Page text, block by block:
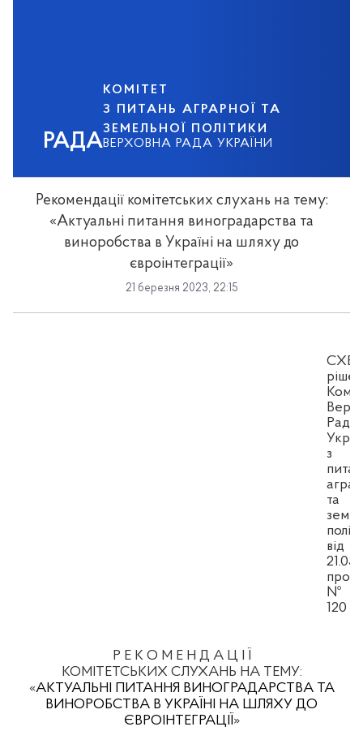
РАДА
КОМІТЕТ
З ПИТАНЬ АГРАРНОЇ ТА
ЗЕМЕЛЬНОЇ ПОЛІТИКИ
ВЕРХОВНА РАДА УКРАЇНИ
Рекомендації комітетських слухань на тему:
«Актуальні питання виноградарства та
виноробства в Україні на шляху до
євроінтеграції»
21 березня 2023, 22:15
Ради
з
та
від
21.03
№
120
Р Е К О М Е Н Д А Ц І Ї
КОМІТЕТСЬКИХ СЛУХАНЬ НА ТЕМУ:
«АКТУАЛЬНІ ПИТАННЯ ВИНОГРАДАРСТВА ТА
ВИНОРОБСТВА В УКРАЇНІ НА ШЛЯХУ ДО
ЄВРОІНТЕГРАЦІЇ »